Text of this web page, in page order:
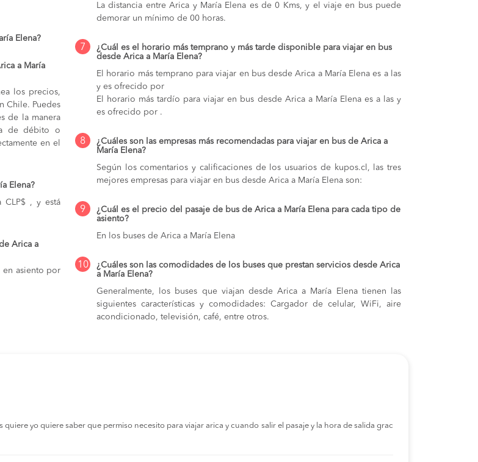
Elena?
a María
los precios,
Chile. Puedes
de la manera
de débito o
en el
Elena?
CLP$ , y está
Arica a
en asiento por
La distancia entre Arica y María Elena es de 0 Kms, y el viaje en bus puede
demorar un mínimo de 00 horas.
7
¿Cuál es el horario más temprano y más tarde disponible para viajar en bus
desde Arica a María Elena?
El horario más temprano para viajar en bus desde Arica a María Elena es a las
y es ofrecido por
El horario más tardío para viajar en bus desde Arica a María Elena es a las y
es ofrecido por .
8
¿Cuáles son las empresas más recomendadas para viajar en bus de Arica a
María Elena?
Según los comentarios y calificaciones de los usuarios de kupos.cl, las tres
mejores empresas para viajar en bus desde Arica a María Elena son:
9
¿Cuál es el precio del pasaje de bus de Arica a María Elena para cada tipo de
asiento?
En los buses de Arica a María Elena
10
¿Cuáles son las comodidades de los buses que prestan servicios desde Arica
a María Elena?
Generalmente, los buses que viajan desde Arica a María Elena tienen las
siguientes características y comodidades: Cargador de celular, WiFi, aire
acondicionado, televisión, café, entre otros.
yo quiere saber que permiso necesito para viajar arica y cuando salir el pasaje y la hora de salida grac